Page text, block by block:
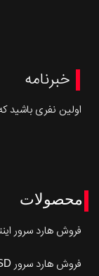
خبرنامه
اولین نفری باشید
محصولات
فروش هارد سرور
فروش هارد سرور SSD